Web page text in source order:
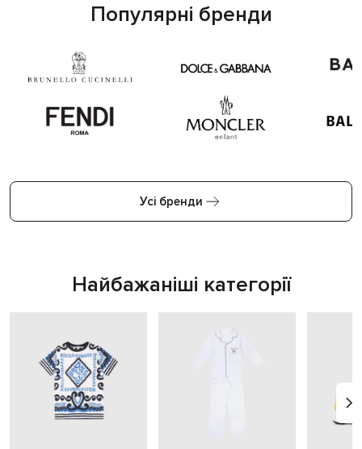
Популярні бренди
Усі бренди
Найбажаніші категорії